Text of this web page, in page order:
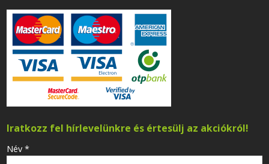
Iratkozz fel hírlevelünkre és értesülj az akciókról!
-Név *